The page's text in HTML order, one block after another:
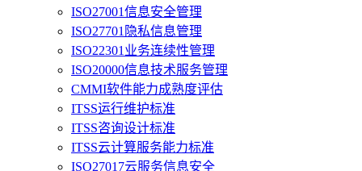
ISO27001信息安全管理
ISO27701隐私信息管理
ISO22301业务连续性管理
ISO20000信息技术服务管理
CMMI软件能力成熟度评估
ITSS运行维护标准
ITSS咨询设计标准
ITSS云计算服务能力标准
ISO27017云服务信息安全